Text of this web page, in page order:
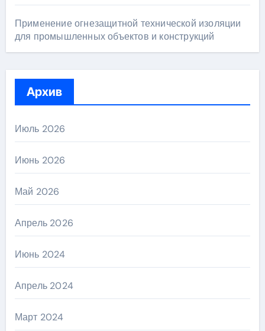
Применение огнезащитной технической изоляции
для промышленных объектов и конструкций
Архив
Июль 2026
Июнь 2026
Май 2026
Апрель 2026
Июнь 2024
Апрель 2024
Март 2024